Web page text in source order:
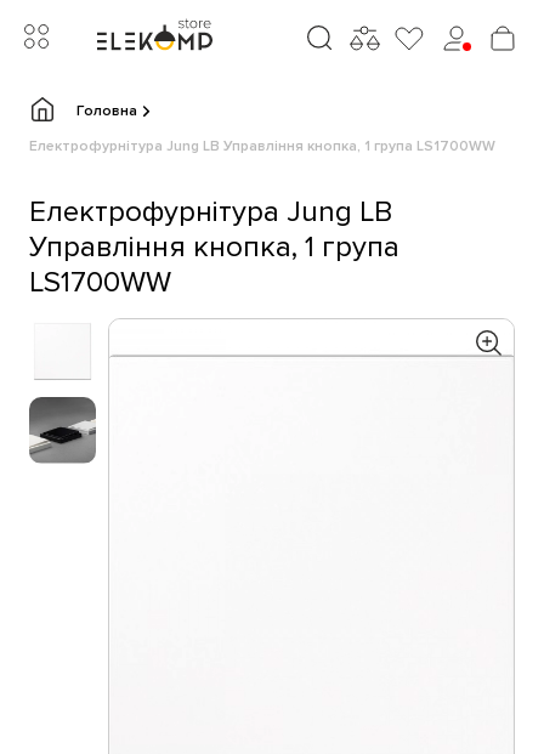
Головна
Електрофурнітура Jung LB Управління кнопка, 1 група LS1700WW
Електрофурнітура Jung LB
Управління кнопка, 1 група
LS1700WW